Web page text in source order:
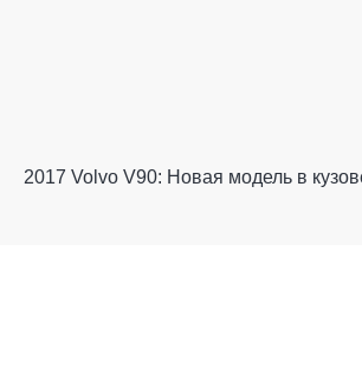
2017 Volvo V90: Новая модель в